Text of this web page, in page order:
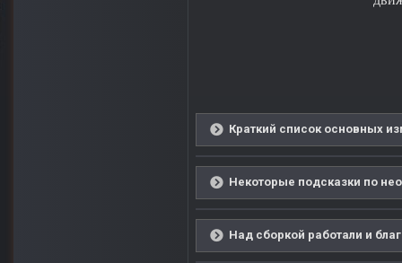
Краткий список основных
Некоторые подсказки по
Над сборкой работали и